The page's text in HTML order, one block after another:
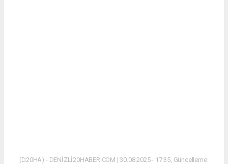
(D20HA) - DENİZLİ20HABER.COM | 30.08.2025 - 17:35, Güncelleme: